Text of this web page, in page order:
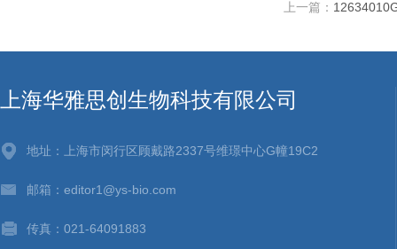
上一篇：
上海华雅思创生物科技有限公司
地址：上海市闵行区顾戴路2337号维璟中心G幢19C2
邮箱：editor1@ys-bio.com
传真：021-64091883